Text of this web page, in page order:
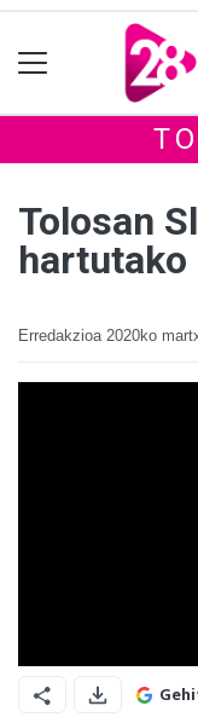
Tolosan
Erredakzioa 2020ko